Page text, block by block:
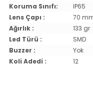
Koruma Sınıfı:
IP65
Lens Çapı :
70
Ağırlık :
133 gr
Led Türü :
SMD
Buzzer :
Yok
Koli Adedi :
12